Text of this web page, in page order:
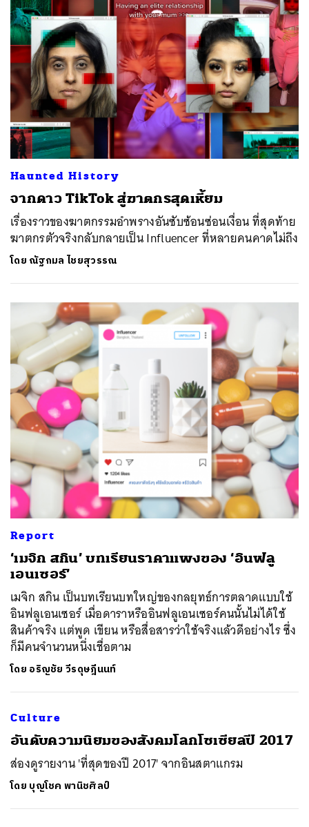
Haunted History
จากดาว TikTok สู่ฆาตกรสุดเหี้ยม
เรื่องราวของฆาตกรรมอำพรางอันซับซ้อนซ่อนเงื่อน ที่สุดท้าย
ฆาตกรตัวจริงกลับกลายเป็น Influencer ที่หลายคนคาดไม่ถึง
โดย ณัฐกมล ไชยสุวรรณ
Report
‘เมจิก สกิน’ บทเรียนราคาแพงของ ‘อินฟลู
เอนเซอร์’
เมจิก สกิน เป็นบทเรียนบทใหญ่ของกลยุทธ์การตลาดแบบใช้
อินฟลูเอนเซอร์ เมื่อดาราหรืออินฟลูเอนเซอร์คนนั้นไม่ได้ใช้
สินค้าจริง แต่พูด เขียน หรือสื่อสารว่าใช้จริงแล้วดีอย่างไร ซึ่ง
ก็มีคนจำนวนหนึ่งเชื่อตาม
โดย อริญชัย วีรดุษฎีนนท์
Culture
อันดับความนิยมของสังคมโลกโซเซียลปี 2017
ส่องดูรายงาน 'ที่สุดของปี 2017' จากอินสตาแกรม
โดย บุญโชค พานิชศิลป์
ค้นหา
SHARE TWEET LINE EMAIL